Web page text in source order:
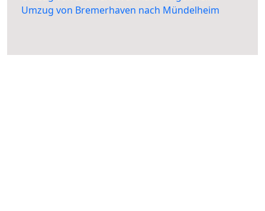
Umzug von Bremerhaven nach Mündelheim